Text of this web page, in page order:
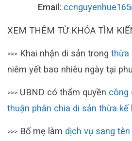
Email:
XEM THÊM TỪ KHÓA TÌM
>>> Khai nhận di sản trong thừa
niêm yết bao nhiêu ngày tại
>>> UBND có thẩm quyền công
thuận phân chia di sản thừa kế
>>> Bố mẹ làm dịch vụ sang